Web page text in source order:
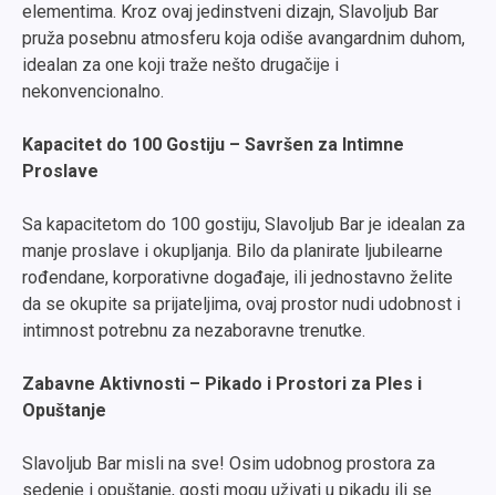
elementima. Kroz ovaj jedinstveni dizajn, Slavoljub Bar
pruža posebnu atmosferu koja odiše avangardnim duhom,
idealan za one koji traže nešto drugačije i
nekonvencionalno.
Kapacitet do 100 Gostiju – Savršen za Intimne
Proslave
Sa kapacitetom do 100 gostiju, Slavoljub Bar je idealan za
manje proslave i okupljanja. Bilo da planirate ljubilearne
rođendane, korporativne događaje, ili jednostavno želite
da se okupite sa prijateljima, ovaj prostor nudi udobnost i
intimnost potrebnu za nezaboravne trenutke.
Zabavne Aktivnosti – Pikado i Prostori za Ples i
Opuštanje
Slavoljub Bar misli na sve! Osim udobnog prostora za
sedenje i opuštanje, gosti mogu uživati u pikadu ili se